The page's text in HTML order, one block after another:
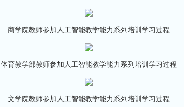
商学院教师参加人工智能教学能力系列培训学习过程
体育教学部教师参加人工智能教学能力系列培训学习过程
文学院教师参加人工智能教学能力系列培训学习过程